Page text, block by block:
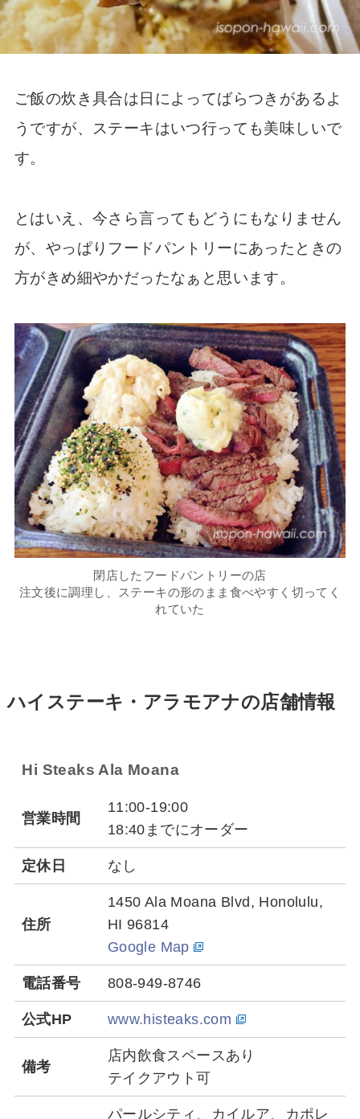
ご飯の炊き具合は日によってばらつきがあるよ
うですが、ステーキはいつ行っても美味しいで
す。
とはいえ、今さら言ってもどうにもなりません
が、やっぱりフードパントリーにあったときの
方がきめ細やかだったなぁと思います。
閉店したフードパントリーの店
注文後に調理し、ステーキの形のまま食べやすく切ってく
れていた
ハイステーキ・アラモアナの店舗情報
Hi Steaks Ala Moana
営業時間
11:00-19:00
18:40までにオーダー
定休日 なし
住所
1450 Ala Moana Blvd, Honolulu,
HI 96814
Google Map
電話番号 808-949-8746
公式HP www.histeaks.com
備考
店内飲食スペースあり
テイクアウト可
パールシティ、カイルア、カポレ